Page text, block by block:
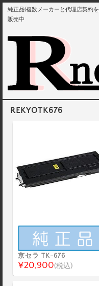
純正品(複数メーカーと代理店契約
販売中
REKYOTK676
京セラ TK-676
¥20,900(税込)